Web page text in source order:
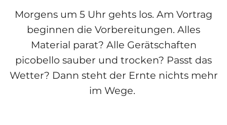
Morgens um 5 Uhr gehts los. Am Vortrag
beginnen die Vorbereitungen. Alles
Material parat? Alle Gerätschaften
picobello sauber und trocken? Passt das
Wetter? Dann steht der Ernte nichts mehr
im Wege.